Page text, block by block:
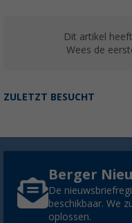
Dit artikel
Wees de
ZULETZT BESUCHT
Berger
De
beschikbaar. We
oplossen.